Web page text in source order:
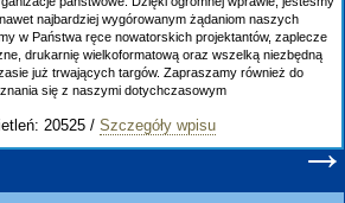
najbardziej wygórowanym żądaniom naszych
w Państwa ręce nowatorskich projektantów, zaplecze
drukarnię wielkoformatową oraz wszelką niezbędną
już trwających targów. Zapraszamy również do
się z naszymi dotychczasowym
20525 / Szczegóły wpisu
→